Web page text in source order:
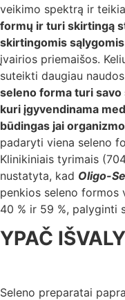
veikimo spektrą ir
formų ir turi skirtingą
skirtingomis
įvairios priemaišos.
suteikti daugiau
seleno forma turi
kuri įgyvendinama
būdingas jai
padaryti viena seleno
Klinikiniais tyrimais
nustatyta, kad Oligo-
penkios seleno formos
40 % ir 59 %, palyginti
YPAČ
Seleno preparatai